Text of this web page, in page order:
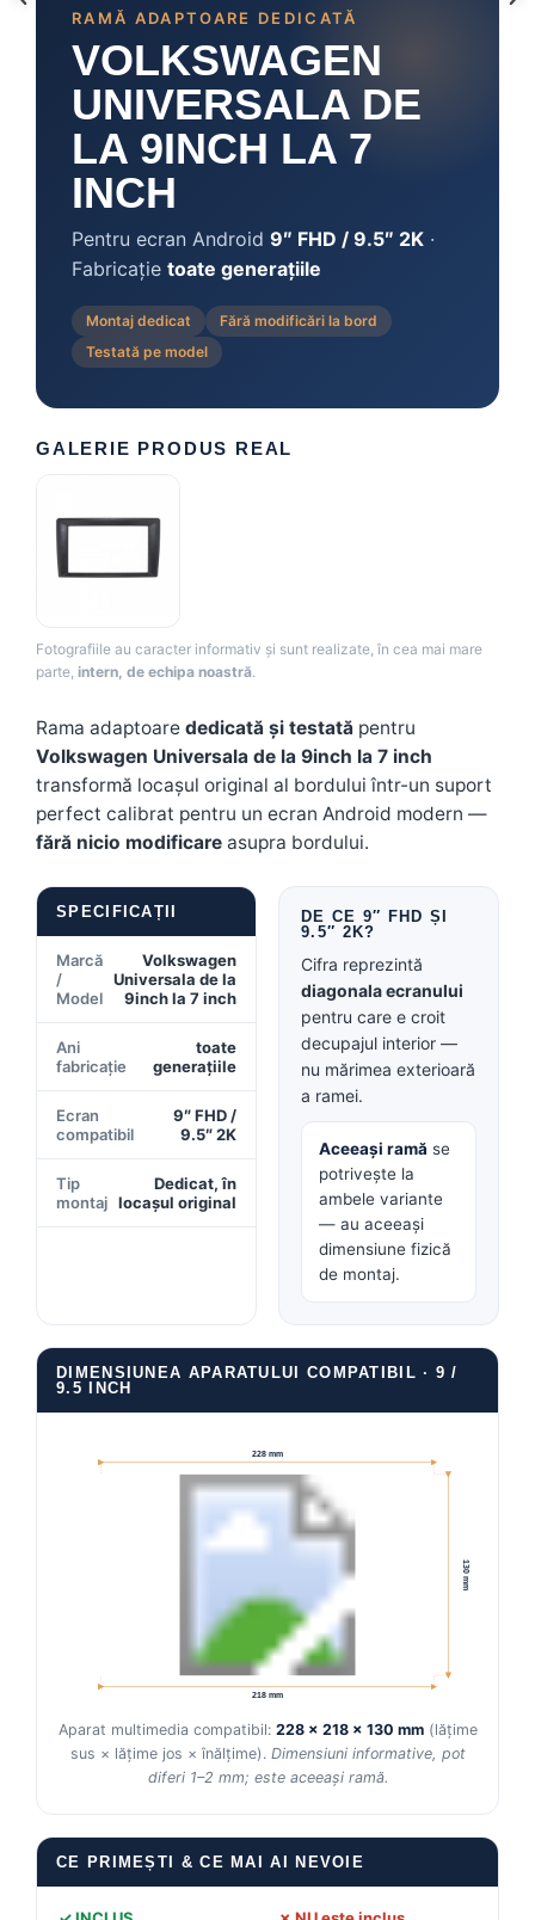
RAMĂ ADAPTOARE DEDICATĂ
VOLKSWAGEN
UNIVERSALA DE
LA 9INCH LA 7
INCH
Pentru ecran Android 9″ FHD / 9.5″ 2K ·
Fabricație toate generațiile
Montaj dedicat
Fără modificări la bord
Testată pe model
GALERIE PRODUS REAL
Fotografiile au caracter informativ și sunt realizate, în cea mai mare
parte, intern, de echipa noastră.
Rama adaptoare dedicată și testată pentru
Volkswagen Universala de la 9inch la 7 inch
transformă locașul original al bordului într-un suport
perfect calibrat pentru un ecran Android modern —
fără nicio modificare asupra bordului.
SPECIFICAȚII
Marcă
/
Model
Volkswagen
Universala de la
9inch la 7 inch
Ani
fabricație
toate
generațiile
Ecran
compatibil
9″ FHD /
9.5″ 2K
Tip
montaj
Dedicat, în
locașul original
DE CE 9″ FHD ȘI
9.5″ 2K?
Cifra reprezintă
diagonala ecranului
pentru care e croit
decupajul interior —
nu mărimea exterioară
a ramei.
Aceeași ramă se
potrivește la
ambele variante
— au aceeași
dimensiune fizică
de montaj.
DIMENSIUNEA APARATULUI COMPATIBIL · 9 /
9.5 INCH
228 mm
218 mm
130 mm
Aparat multimedia compatibil: 228 × 218 × 130 mm(lățime
sus × lățime jos × înălțime). Dimensiuni informative, pot
diferi 1–2 mm; este aceeași ramă.
CE PRIMEȘTI & CE MAI AI NEVOIE